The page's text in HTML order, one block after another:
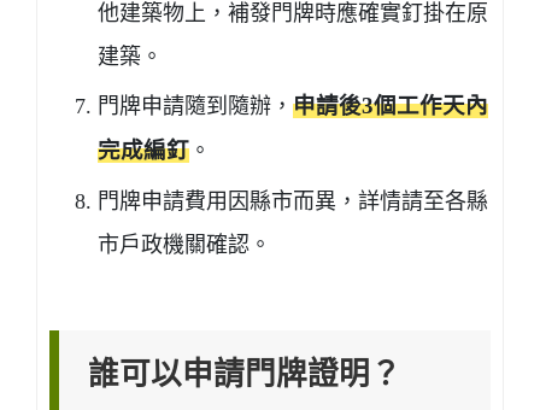
他建築物上，補發門牌時應確實釘掛在原
建築。
門牌申請隨到隨辦， 申請後3個工作天內
完成編釘 。
門牌申請費用因縣市而異，詳情請至各縣
市戶政機關確認。
誰可以申請門牌證明？